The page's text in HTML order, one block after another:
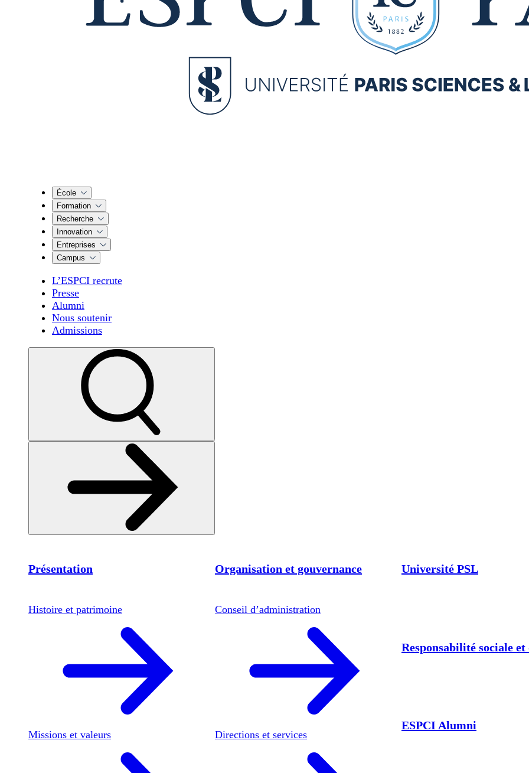
École
Formation
Recherche
Innovation
Entreprises
Campus
L’ESPCI recrute
Presse
Alumni
Nous soutenir
Admissions
Présentation
Histoire et patrimoine
Missions et valeurs
Organisation et gouvernance
Conseil d’administration
Directions et services
Université PSL
Responsabilité sociale
ESPCI Alumni